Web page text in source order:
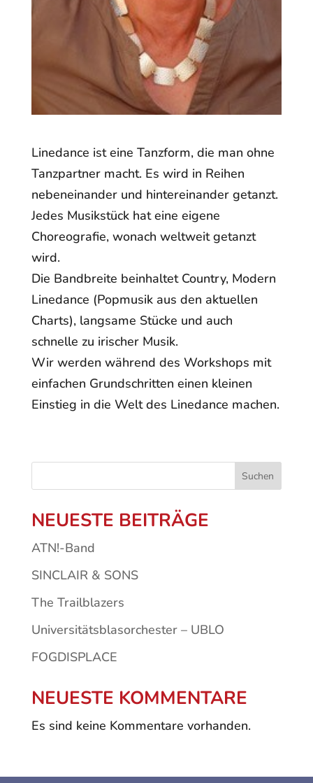
Linedance ist eine Tanzform, die man ohne
Tanzpartner macht. Es wird in Reihen
nebeneinander und hintereinander getanzt.
Jedes Musikstück hat eine eigene
Choreografie, wonach weltweit getanzt
wird.
Die Bandbreite beinhaltet Country, Modern
Linedance (Popmusik aus den aktuellen
Charts), langsame Stücke und auch
schnelle zu irischer Musik.
Wir werden während des Workshops mit
einfachen Grundschritten einen kleinen
Einstieg in die Welt des Linedance machen.
Suchen
NEUESTE BEITRÄGE
ATN!-Band
SINCLAIR & SONS
The Trailblazers
Universitätsblasorchester – UBLO
FOGDISPLACE
NEUESTE KOMMENTARE
Es sind keine Kommentare vorhanden.